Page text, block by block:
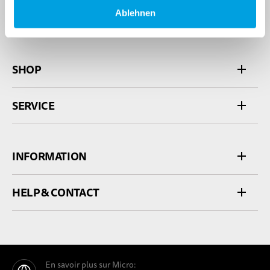
Ablehnen
SHOP
SERVICE
INFORMATION
HELP & CONTACT
En savoir plus sur Micro: